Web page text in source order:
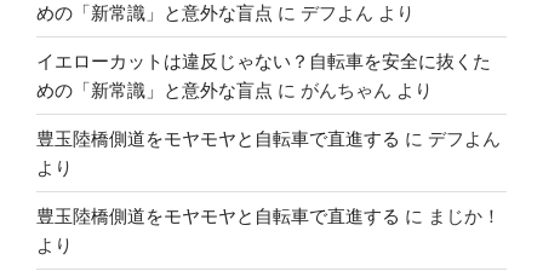
めの「新常識」と意外な盲点 に デフよん より
イエローカットは違反じゃない？自転車を安全に抜くた
めの「新常識」と意外な盲点 に がんちゃん より
豊玉陸橋側道をモヤモヤと自転車で直進する に デフよん
より
豊玉陸橋側道をモヤモヤと自転車で直進する に まじか！
より